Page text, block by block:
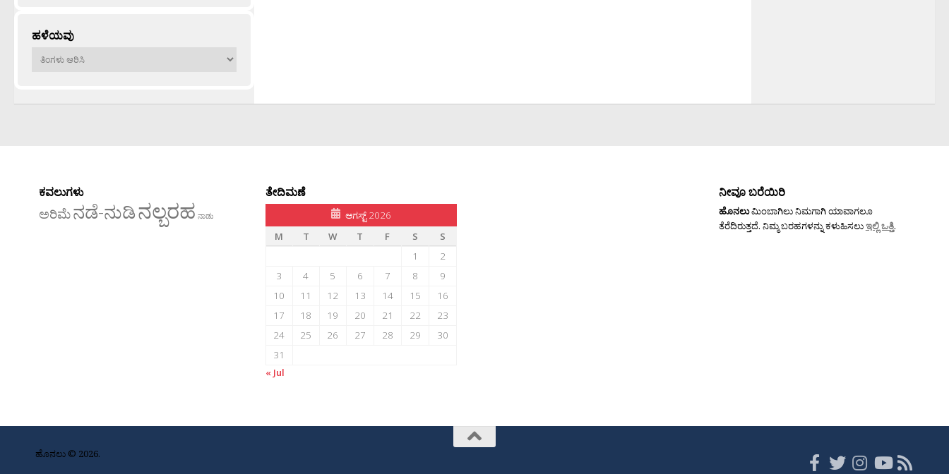
ಹಳೆಯವು
ಹಳೆಯವು
ಕವಲುಗಳು
ಅರಿಮೆನಡೆ-ನುಡಿನಲ್ಬರಹ ನಾಡು
ತೇದಿಮಣೆ
ಆಗಸ್ಟ್ 2026
M
T W T F S
S
1
2
3
4 5 6 7 8
9
10
11 12 13 14 15
16
17
18 19 20 21 22
23
24
25 26 27 28 29
30
31
« Jul
ನೀವೂ ಬರೆಯಿರಿ
ಹೊನಲುಮಿಂಬಾಗಿಲು ನಿಮಗಾಗಿ ಯಾವಾಗಲೂ
ತೆರೆದಿರುತ್ತದೆ. ನಿಮ್ಮ ಬರಹಗಳನ್ನು ಕಳುಹಿಸಲುಇಲ್ಲಿ ಒತ್ತಿ.
ಹೊನಲು © 2026.